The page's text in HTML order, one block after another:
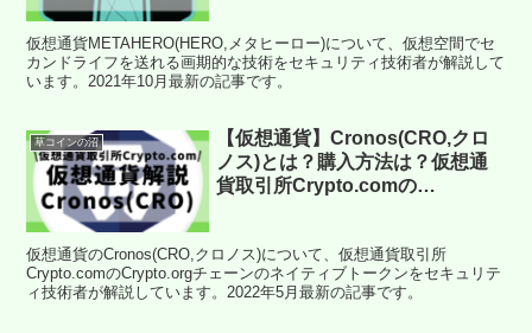
説！(2021年10月最新)
仮想通貨METAHERO(HERO,メタヒーロー)について、仮想空間でセ
カンドライフを送れる画期的な技術をセキュリティ技術者が解説して
います。2021年10月最新の記事です。
草コインの沼
【仮想通貨】Cronos(CRO,クロ
ノス)とは？購入方法は？仮想通
貨取引所Crypto.comの
解説！(2022年5月最新)
仮想通貨のCronos(CRO,クロノス)について、仮想通貨取引所
Crypto.comのCrypto.orgチェーンのネイティブトークンをセキュリテ
ィ技術者が解説しています。2022年5月最新の記事です。